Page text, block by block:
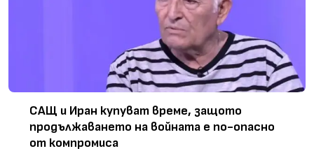
САЩ и Иран купуват време, защото
продължаването на войната е по-опасно
от компромиса